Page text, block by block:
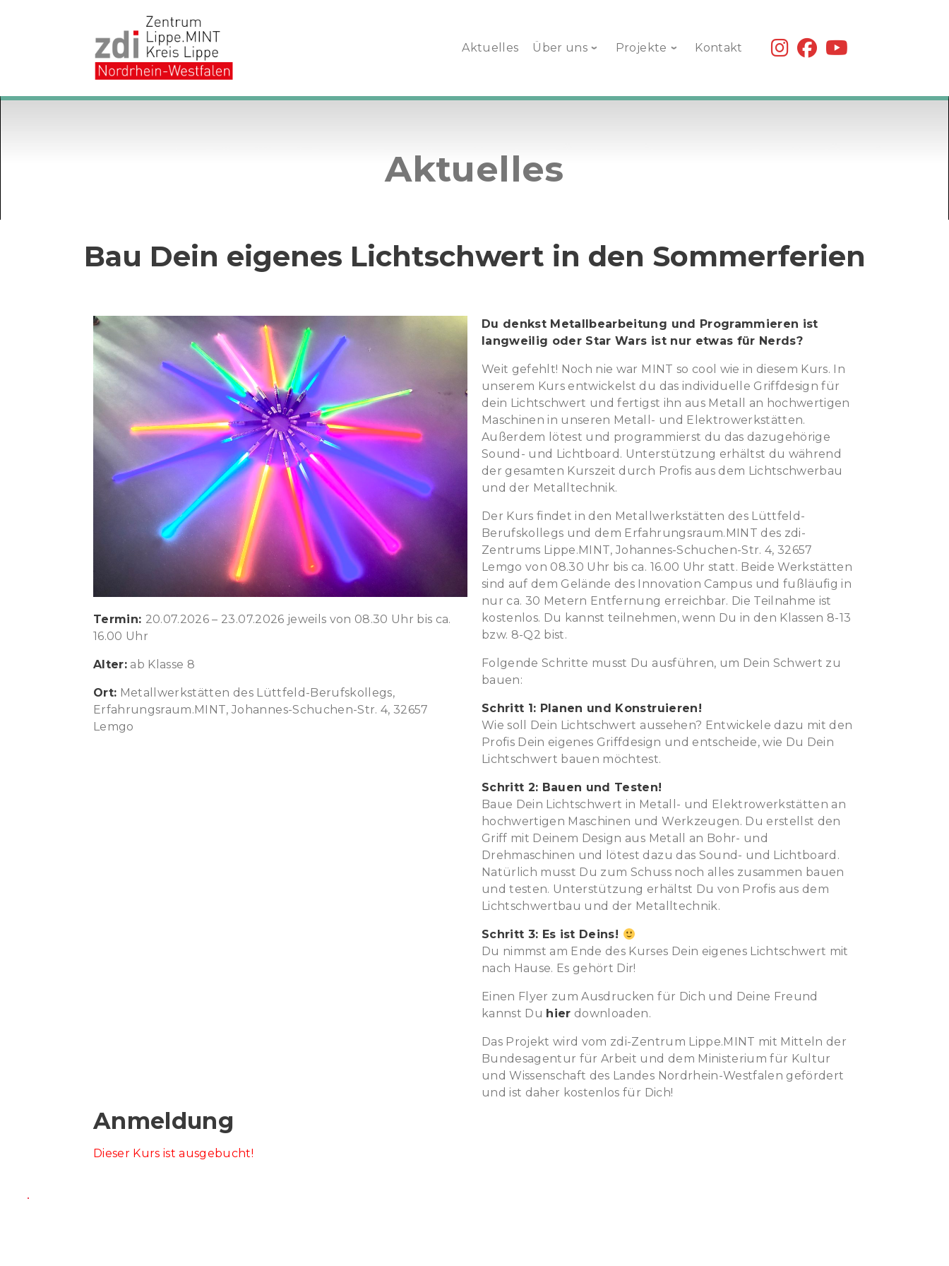
Skip
Aktuelles Über uns Projekte Kontakt
fab
fa-
fab
fa-
Aktuelles
Bau Dein eigenes Lichtschwert in den Sommerferien
Termin: 20.07.2026 – 23.07.2026 jeweils von 08.30 Uhr bis ca.
16.00 Uhr
Alter: ab Klasse 8
Ort: Metallwerkstätten des Lüttfeld-Berufskollegs,
Erfahrungsraum.MINT, Johannes-Schuchen-Str. 4, 32657
Lemgo
Du denkst Metallbearbeitung und Programmieren ist
langweilig oder Star Wars ist nur etwas für Nerds?
Weit gefehlt! Noch nie war MINT so cool wie in diesem Kurs. In
unserem Kurs entwickelst du das individuelle Griffdesign für
dein Lichtschwert und fertigst ihn aus Metall an hochwertigen
Maschinen in unseren Metall- und Elektrowerkstätten.
Außerdem lötest und programmierst du das dazugehörige
Sound- und Lichtboard. Unterstützung erhältst du während
der gesamten Kurszeit durch Profis aus dem Lichtschwerbau
und der Metalltechnik.
Der Kurs findet in den Metallwerkstätten des Lüttfeld-
Berufskollegs und dem Erfahrungsraum.MINT des zdi-
Zentrums Lippe.MINT, Johannes-Schuchen-Str. 4, 32657
Lemgo von 08.30 Uhr bis ca. 16.00 Uhr statt. Beide Werkstätten
sind auf dem Gelände des Innovation Campus und fußläufig in
nur ca. 30 Metern Entfernung erreichbar. Die Teilnahme ist
kostenlos. Du kannst teilnehmen, wenn Du in den Klassen 8-13
bzw. 8-Q2 bist.
Folgende Schritte musst Du ausführen, um Dein Schwert zu
bauen:
Schritt 1: Planen und Konstruieren!
Wie soll Dein Lichtschwert aussehen? Entwickele dazu mit den
Profis Dein eigenes Griffdesign und entscheide, wie Du Dein
Lichtschwert bauen möchtest.
Schritt 2: Bauen und Testen!
Baue Dein Lichtschwert in Metall- und Elektrowerkstätten an
hochwertigen Maschinen und Werkzeugen. Du erstellst den
Griff mit Deinem Design aus Metall an Bohr- und
Drehmaschinen und lötest dazu das Sound- und Lichtboard.
Natürlich musst Du zum Schuss noch alles zusammen bauen
und testen. Unterstützung erhältst Du von Profis aus dem
Lichtschwertbau und der Metalltechnik.
Schritt 3: Es ist Deins!
Du nimmst am Ende des Kurses Dein eigenes Lichtschwert mit
nach Hause. Es gehört Dir!
Einen Flyer zum Ausdrucken für Dich und Deine Freund
kannst Du hier downloaden.
Das Projekt wird vom zdi-Zentrum Lippe.MINT mit Mitteln der
Bundesagentur für Arbeit und dem Ministerium für Kultur
und Wissenschaft des Landes Nordrhein-Westfalen gefördert
und ist daher kostenlos für Dich!
Anmeldung
Dieser Kurs ist ausgebucht!